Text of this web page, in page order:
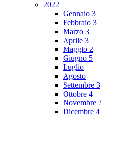
2022
Gennaio 3
Febbraio 3
Marzo 3
Aprile 3
Maggio 2
Giugno 5
Luglio
Agosto
Settembre 3
Ottobre 4
Novembre 7
Dicembre 4